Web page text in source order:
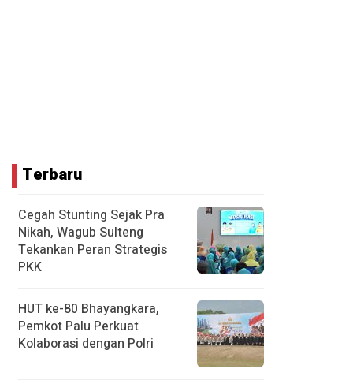
Terbaru
Cegah Stunting Sejak Pra
Nikah, Wagub Sulteng
Tekankan Peran Strategis
PKK
HUT ke-80 Bhayangkara,
Pemkot Palu Perkuat
Kolaborasi dengan Polri